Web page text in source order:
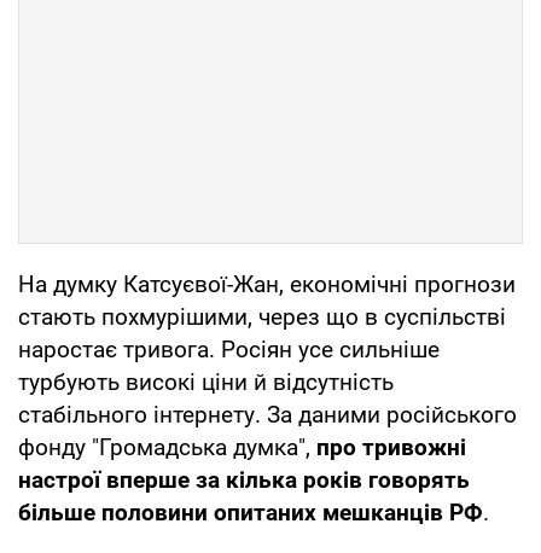
На думку Катсуєвої-Жан, економічні прогнози
стають похмурішими, через що в суспільстві
наростає тривога. Росіян усе сильніше
турбують високі ціни й відсутність
стабільного інтернету. За даними російського
фонду "Громадська думка", про тривожні
настрої вперше за кілька років говорять
більше половини опитаних мешканців РФ.